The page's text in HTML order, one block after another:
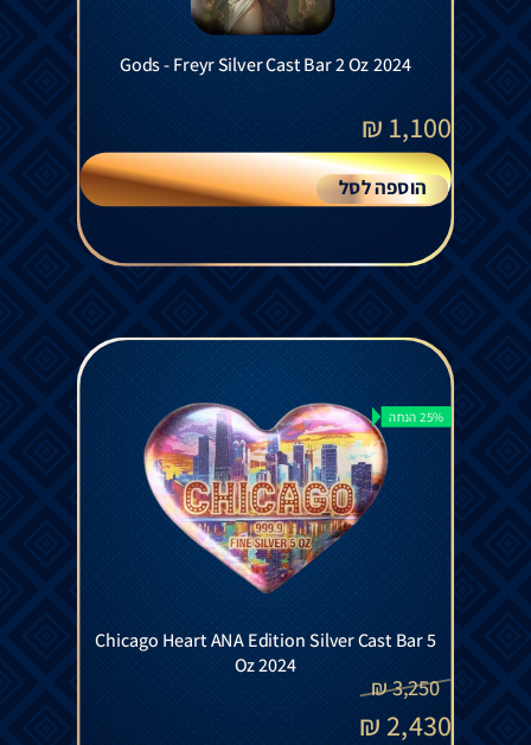
Gods - Freyr Silver Cast Bar 2 Oz 2024
1,100
₪
הוספה לסל
25% הנחה
Chicago Heart ANA Edition Silver Cast Bar 5
Oz 2024
3,250
₪
2,430
₪